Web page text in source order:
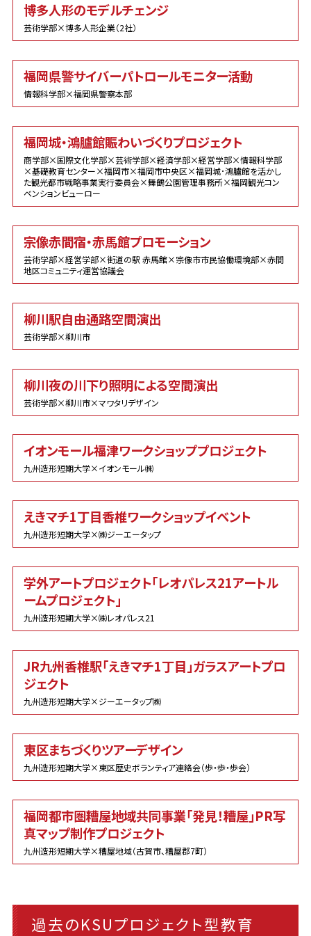
博多人形のモデルチェンジ
芸術学部×博多人形企業（2社）
福岡県警サイバーパトロールモニター活動
情報科学部×福岡県警察本部
福岡城・鴻臚館賑わいづくりプロジェクト
商学部×国際文化学部×芸術学部×経済学部×経営学部×情報科学部
×基礎教育センター×福岡市×福岡市中央区×福岡城･鴻臚館を活かし
た観光都市戦略事業実行委員会×舞鶴公園管理事務所×福岡観光コン
ベンションビューロー
宗像赤間宿・赤馬館プロモーション
芸術学部×経営学部×街道の駅 赤馬館×宗像市市民協働環境部×赤間
地区コミュニティ運営協議会
柳川駅自由通路空間演出
芸術学部×柳川市
柳川夜の川下り照明による空間演出
芸術学部×柳川市×マワタリデザイン
イオンモール福津ワークショッププロジェクト
九州造形短期大学×イオンモール㈱
えきマチ1丁目香椎ワークショップイベント
九州造形短期大学×㈱ジーエータップ
学外アートプロジェクト「レオパレス21アートル
ームプロジェクト」
九州造形短期大学×㈱レオパレス21
JR九州香椎駅「えきマチ1丁目」ガラスアートプロ
ジェクト
九州造形短期大学×ジーエータップ㈱
東区まちづくりツアーデザイン
九州造形短期大学×東区歴史ボランティア連絡会（歩・歩・歩会）
福岡都市圏糟屋地域共同事業「発見！糟屋」PR写
真マップ制作プロジェクト
九州造形短期大学×糟屋地域（古賀市、糟屋郡7町）
過去のKSUプロジェクト型教育